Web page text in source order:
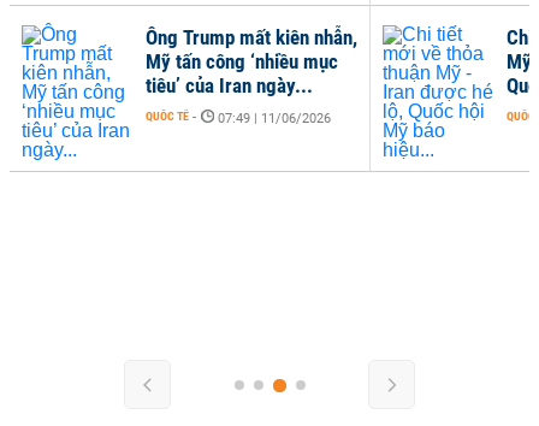
Chi
Mỹ
QUỐC
Ông Trump mất kiên nhẫn,
Mỹ tấn công ‘nhiều mục
tiêu’ của Iran ngày...
QUỐC TẾ - 07:49 | 11/06/2026